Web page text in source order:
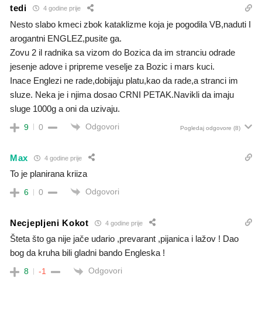
tedi 4 godine prije
Nesto slabo kmeci zbok kataklizme koja je pogodila VB,naduti I
arogantni ENGLEZ,pusite ga.
Zovu 2 il radnika sa vizom do Bozica da im stranciu odrade
jesenje adove i pripreme veselje za Bozic i mars kuci.
Inace Englezi ne rade,dobijaju platu,kao da rade,a stranci im
sluze. Neka je i njima dosao CRNI PETAK.Navikli da imaju
sluge 1000g a oni da uzivaju.
9 0 Odgovori Pogledaj odgovore (8)
Max 4 godine prije
To je planirana kriiza
6 0 Odgovori
Necjepljeni Kokot 4 godine prije
Šteta što ga nije jače udario ,prevarant ,pijanica i lažov ! Dao
bog da kruha bili gladni bando Engleska !
8 -1 Odgovori